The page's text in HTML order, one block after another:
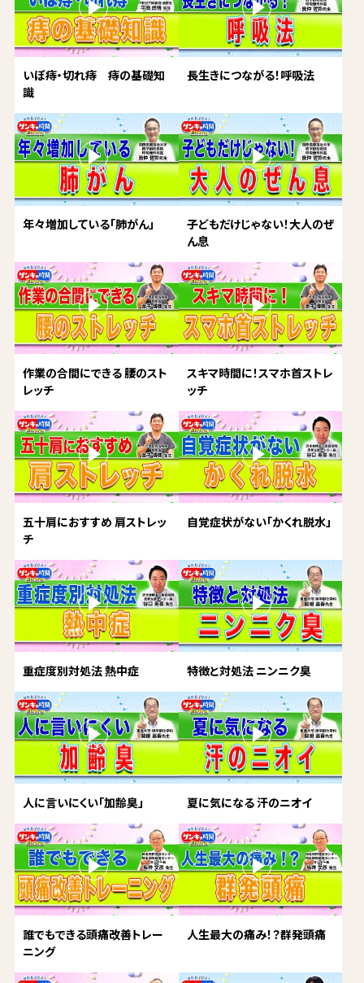
いぼ痔・切れ痔 痔の基礎知
識
長生きにつながる！呼吸法
年々増加している「肺がん」
子どもだけじゃない！大人のぜ
ん息
作業の合間にできる 腰のスト
レッチ
スキマ時間に！スマホ首ストレ
ッチ
五十肩におすすめ 肩ストレッ
チ
自覚症状がない「かくれ脱水」
重症度別対処法 熱中症 特徴と対処法 ニンニク臭
人に言いにくい「加齢臭」 夏に気になる 汗のニオイ
誰でもできる頭痛改善トレー
ニング
人生最大の痛み！？群発頭痛